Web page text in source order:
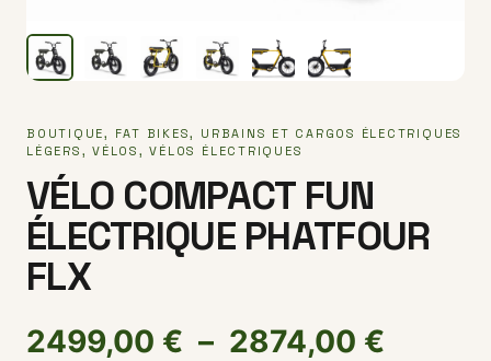
BOUTIQUE, FAT BIKES, URBAINS ET CARGOS ÉLECTRIQUES
LÉGERS ,VÉLOS ,VÉLOS ÉLECTRIQUES
VÉLO COMPACT FUN
ÉLECTRIQUE PHATFOUR
FLX
2499,00 € – 2874,00 €